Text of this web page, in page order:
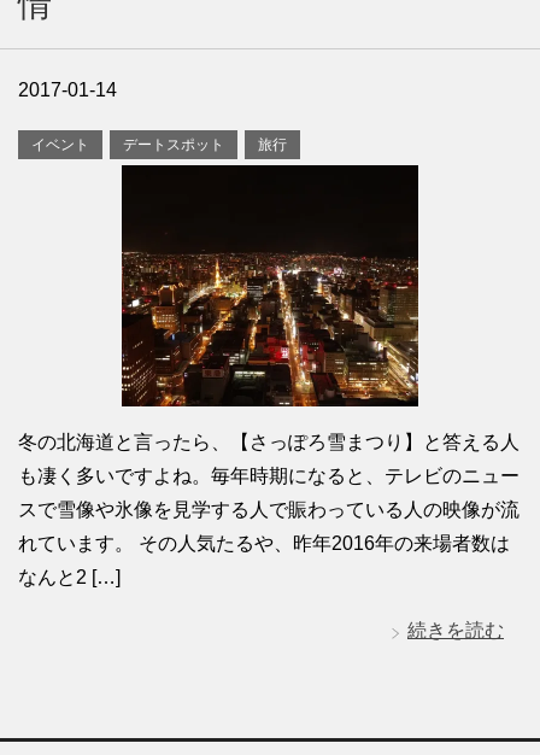
2017-01-14
イベント デートスポット 旅行
冬の北海道と言ったら、【さっぽろ雪まつり】と答える人
も凄く多いですよね。毎年時期になると、テレビのニュー
スで雪像や氷像を見学する人で賑わっている人の映像が流
れています。 その人気たるや、昨年2016年の来場者数は
なんと2 […]
続きを読む